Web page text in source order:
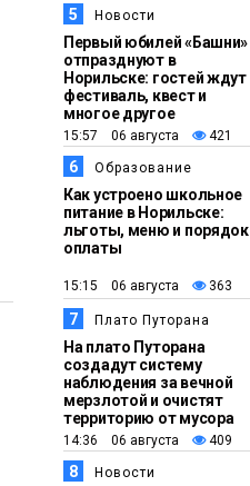
5 Новости
Первый юбилей «Башни»
отпразднуют в
Норильске: гостей ждут
фестиваль, квест и
многое другое
15:57 06 августа 421
6 Образование
Как устроено школьное
питание в Норильске:
льготы, меню и порядок
оплаты
15:15 06 августа 363
7 Плато Путорана
На плато Путорана
создадут систему
наблюдения за вечной
мерзлотой и очистят
территорию от мусора
14:36 06 августа 409
8 Новости